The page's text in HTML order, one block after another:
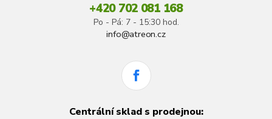
+420 702 081 168
Po - Pá: 7 - 15:30 hod.
info@atreon.cz
Centrální sklad s prodejnou: